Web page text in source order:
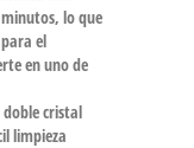
lo que
el
en uno de
doble cristal
limpieza